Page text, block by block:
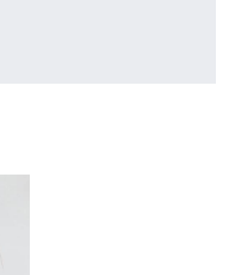
rynkor.
Berikad med
svullnad och påsar
dränera överflödiga